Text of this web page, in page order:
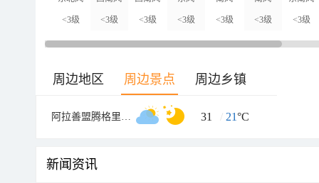
<3级 <3级 <3级 <3级 <3级 <3级 <3级
周边地区 周边景点 周边乡镇
阿拉善盟腾格里达来月亮湖沙漠生态探险旅游区 31 / 21°C
新闻资讯